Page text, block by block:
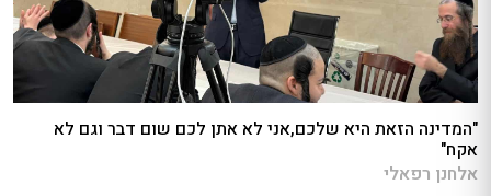
"המדינה הזאת היא שלכם,אני לא אתן לכם שום דבר וגם לא
אקח"
אלחנן רפאלי